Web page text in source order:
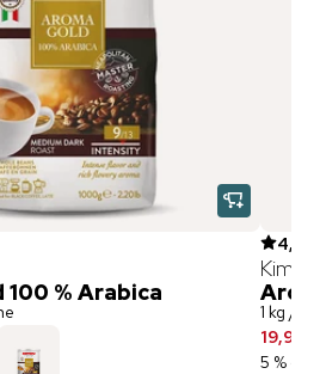
% Arabica
4,9
Kimbo
1 kg /
19,90 €
5 %